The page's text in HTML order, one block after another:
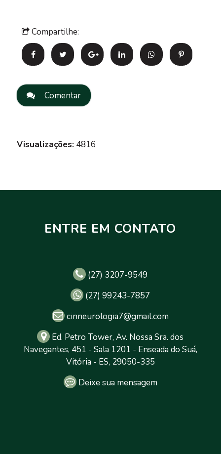
Compartilhe:
Comentar
Visualizações:4816
ENTRE EM CONTATO
(27) 3207-9549
(27) 99243-7857
cinneurologia7@gmail.com
Ed. Petro Tower, Av. Nossa Sra. dos
Navegantes, 451 - Sala 1201 - Enseada do Suá,
Vitória - ES, 29050-335
Deixe sua mensagem